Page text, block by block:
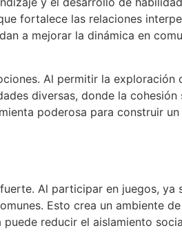
fortalece las relaciones
a mejorar la dinámica en
Al permitir la exploración
diversas, donde la cohesión
poderosa para construir
Al participar en juegos, ya
Esto crea un ambiente
reducir el aislamiento